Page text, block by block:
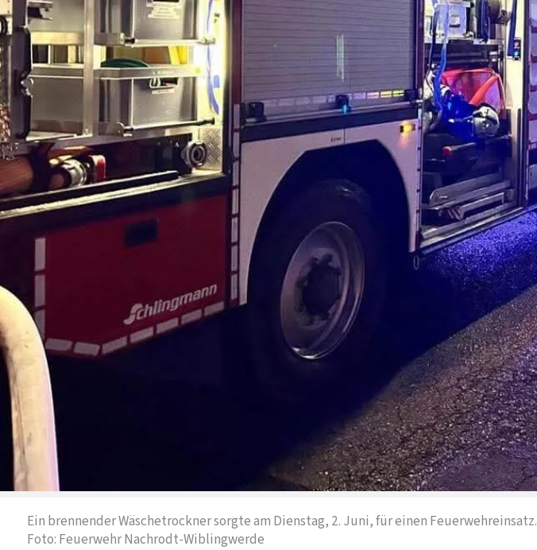
Ein brennender Wäschetrockner sorgte am Dienstag, 2. Juni, für einen Feuerwehreinsatz.
Foto: Feuerwehr Nachrodt-Wiblingwerde